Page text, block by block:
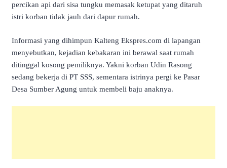
percikan api dari sisa tungku memasak ketupat yang ditaruh
istri korban tidak jauh dari dapur rumah.
Informasi yang dihimpun Kalteng Ekspres.com di lapangan
menyebutkan, kejadian kebakaran ini berawal saat rumah
ditinggal kosong pemiliknya. Yakni korban Udin Rasong
sedang bekerja di PT SSS, sementara istrinya pergi ke Pasar
Desa Sumber Agung untuk membeli baju anaknya.